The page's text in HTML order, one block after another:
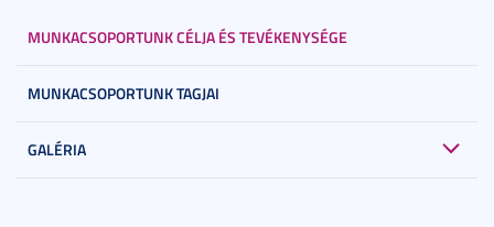
MUNKACSOPORTUNK CÉLJA ÉS TEVÉKENYSÉGE
MUNKACSOPORTUNK TAGJAI
GALÉRIA